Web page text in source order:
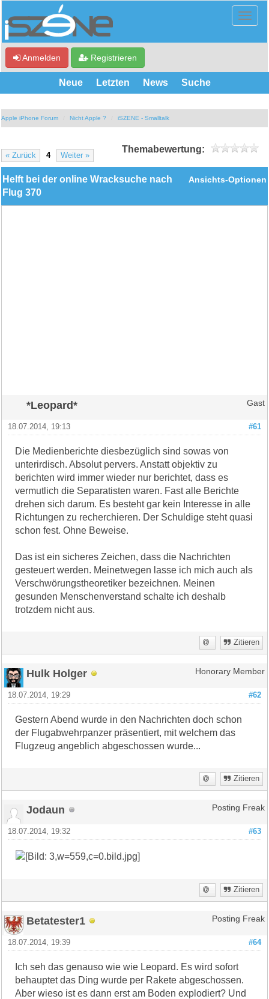
Anmelden Registrieren
Neue Letzten News Suche
Apple iPhone Forum Nicht Apple ? iSZENE - Smalltalk
« Zurück 4 Weiter »
Themabewertung:
Ansichts-Optionen
Helft bei der online Wracksuche nach
Flug 370
*Leopard* Gast
#61
18.07.2014, 19:13
Die Medienberichte diesbezüglich sind sowas von
unterirdisch. Absolut pervers. Anstatt objektiv zu
berichten wird immer wieder nur berichtet, dass es
vermutlich die Separatisten waren. Fast alle Berichte
drehen sich darum. Es besteht gar kein Interesse in alle
Richtungen zu recherchieren. Der Schuldige steht quasi
schon fest. Ohne Beweise.
Das ist ein sicheres Zeichen, dass die Nachrichten
gesteuert werden. Meinetwegen lasse ich mich auch als
Verschwörungstheoretiker bezeichnen. Meinen
gesunden Menschenverstand schalte ich deshalb
trotzdem nicht aus.
Zitieren
Hulk Holger Honorary Member
#62
18.07.2014, 19:29
Gestern Abend wurde in den Nachrichten doch schon
der Flugabwehrpanzer präsentiert, mit welchem das
Flugzeug angeblich abgeschossen wurde...
Zitieren
Jodaun Posting Freak
#63
18.07.2014, 19:32
Zitieren
Betatester1 Posting Freak
#64
18.07.2014, 19:39
Ich seh das genauso wie wie Leopard. Es wird sofort
behauptet das Ding wurde per Rakete abgeschossen.
Aber wieso ist es dann erst am Boden explodiert? Und